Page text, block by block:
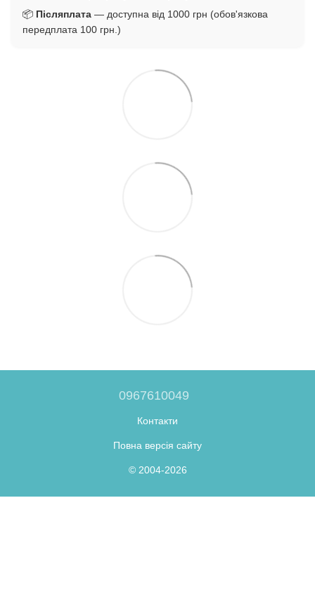
📦 Післяплата — доступна від 1000 грн (обов'язкова
передплата 100 грн.)
0967610049
Контакти
Повна версія сайту
© 2004-2026